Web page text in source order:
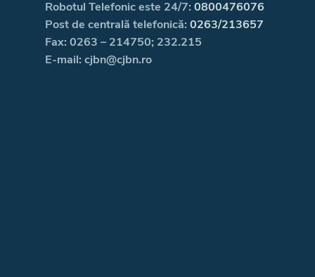
Robotul Telefonic este 24/7: 0800476076
Post de centrală telefonică: 0263/213657
Fax: 0263 – 214750; 232.215
E-mail: cjbn@cjbn.ro